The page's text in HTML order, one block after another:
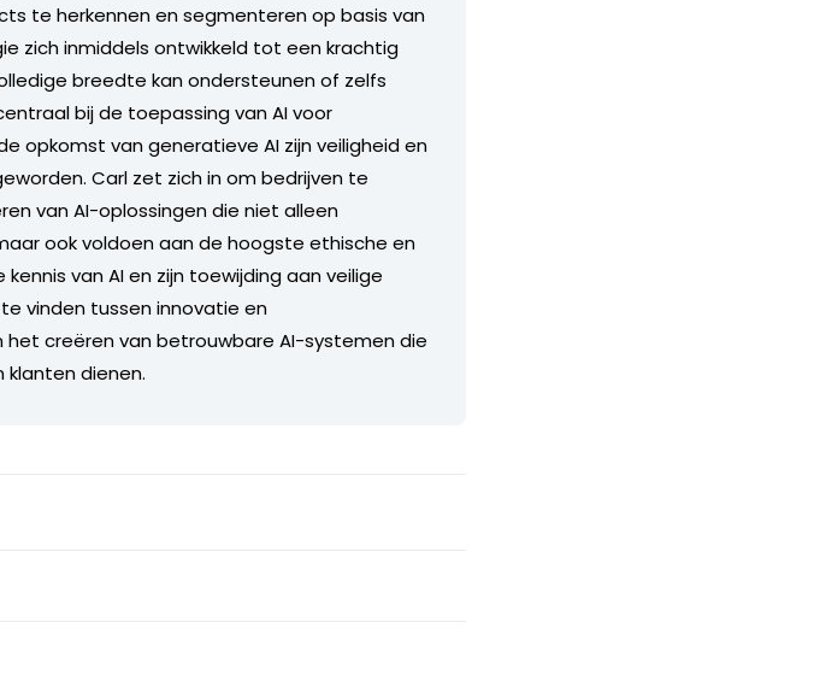
te herkennen en segmenteren op basis van
zich inmiddels ontwikkeld tot een krachtig
breedte kan ondersteunen of zelfs
bij de toepassing van AI voor
van generatieve AI zijn veiligheid en
Carl zet zich in om bedrijven te
van AI-oplossingen die niet alleen
ook voldoen aan de hoogste ethische en
van AI en zijn toewijding aan veilige
vinden tussen innovatie en
het creëren van betrouwbare AI-systemen die
klanten dienen.